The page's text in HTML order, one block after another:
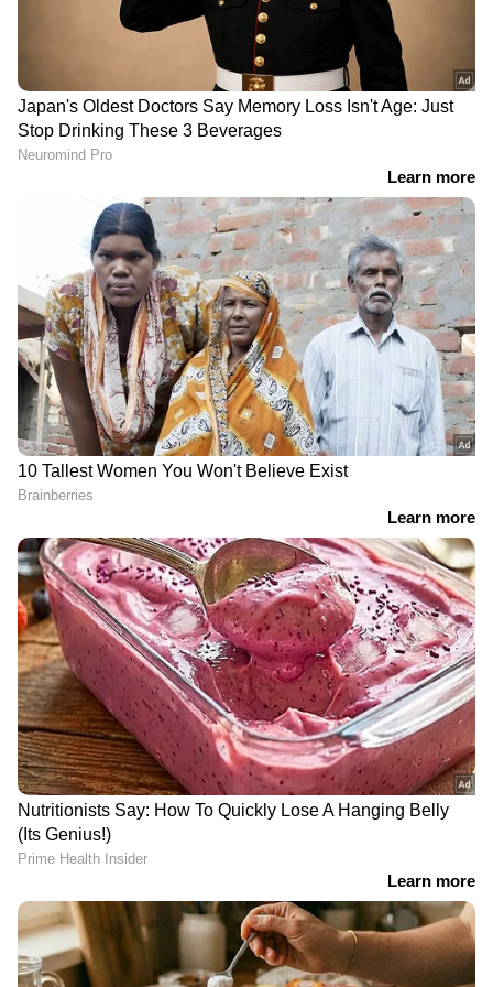
കേരളത്തിലെ എല്ലാLocal News
എപ്പോഴും ഏഷ്യാനെറ്റ് ന്യൂസ് വാർത്തകൾ.
Malayalam Newsഅപ്‌ഡേറ്റുകളും
ആഴത്തിലുള്ള വിശകലനവും സമഗ്രമായ
റിപ്പോർട്ടിംഗും — എല്ലാം ഒരൊറ്റ സ്ഥലത്ത്.
ഏത് സമയത്തും, എവിടെയും
വിശ്വസനീയമായ വാർത്തകൾ ലഭിക്കാൻ
Asianet News Malayalam
RECOMMENDED STORIES